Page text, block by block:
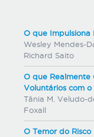
O que Impulsiona
Wesley Mendes-
Richard Saito
O que
Voluntários com o
Tânia M. Veludo-
Foxall
O Temor do Risco